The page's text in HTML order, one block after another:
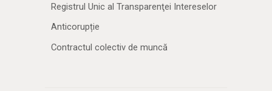
Registrul Unic al Transparenţei Intereselor
Anticorupție
Contractul colectiv de muncă